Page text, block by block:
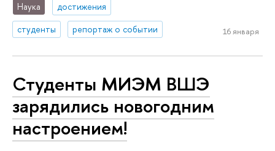
Наука
достижения
студенты
репортаж о событии 16 января
Студенты МИЭМ ВШЭ
зарядились новогодним
настроением!